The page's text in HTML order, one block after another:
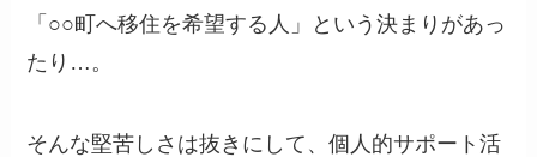
「○○町へ移住を希望する人」という決まりがあっ
たり…。
そんな堅苦しさは抜きにして、個人的サポート活